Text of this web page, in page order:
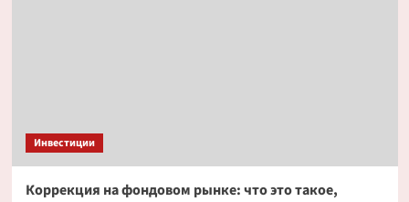
Инвестиции
Коррекция на фондовом рынке: что это такое,